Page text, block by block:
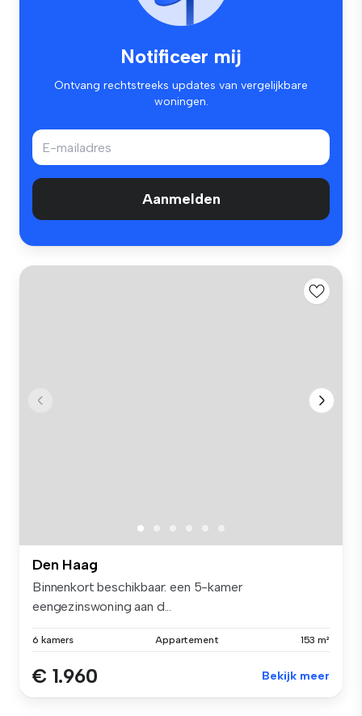
Notificeer mij
Ontvang rechtstreeks updates van vergelijkbare
woningen.
Aanmelden
Den Haag
Binnenkort beschikbaar: een 5-kamer
eengezinswoning aan d...
6 kamers Appartement 153 m²
€ 1.960 Bekijk meer